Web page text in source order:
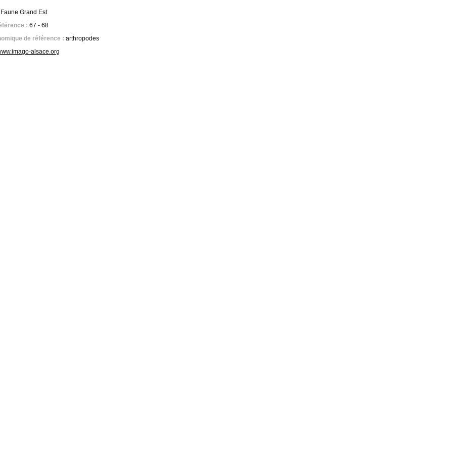
Grand Est
: 67 - 68
de référence : arthropodes
alsace.org